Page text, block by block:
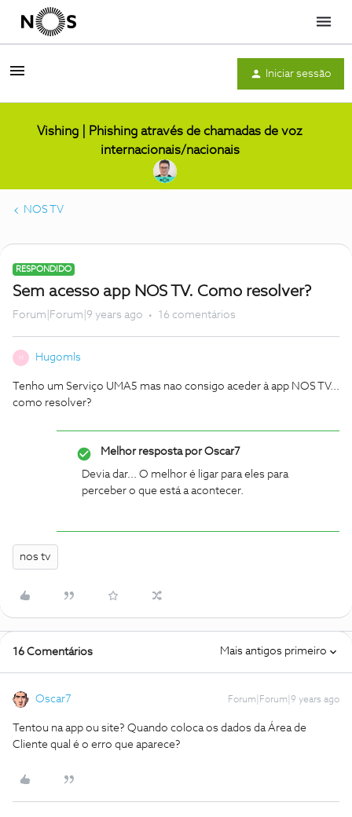
Menu
Iniciar sessão
Vishing | Phishing através de chamadas de voz
internacionais/nacionais
NOS TV
RESPONDIDO
Sem acesso app NOS TV. Como resolver?
Forum|Forum|9 years ago 16 comentários
Hugomls
Tenho um Serviço UMA5 mas nao consigo aceder à app NOS TV...
como resolver?
Melhor resposta porOscar7
Devia dar... O melhor é ligar para eles para
perceber o que está a acontecer.
nos tv
16 Comentários Mais antigos primeiro
Oscar7 Forum|Forum|9 years ago
Tentou na app ou site? Quando coloca os dados da Área de
Cliente qual é o erro que aparece?